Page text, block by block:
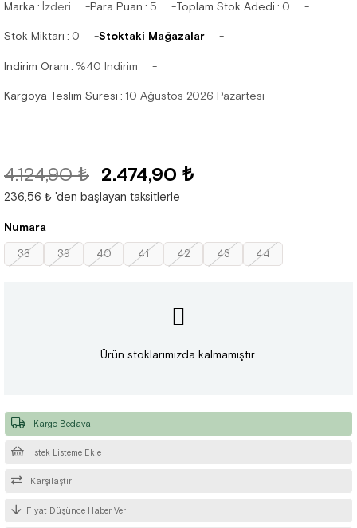
Marka : İzderi Para Puan : 5 Toplam Stok Adedi : 0
Stok Miktarı : 0 Stoktaki Mağazalar
İndirim Oranı : %40 İndirim
Kargoya Teslim Süresi : 10 Ağustos 2026 Pazartesi
4.124,90 ₺ 2.474,90 ₺
236,56 ₺ 'den başlayan taksitlerle
Numara
38 39 40 41 42 43 44
Ürün stoklarımızda kalmamıştır.
İstek Listeme Ekle
Karşılaştır
Fiyat Düşünce Haber Ver
Kargo Bedava